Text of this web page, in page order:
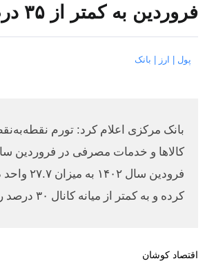
فروردین به کمتر از ۳۵ درصد رسید
پول | ارز | بانک
بانک مرکزی اعلام کرد: تورم
فرودین سال
کرده و به کمتر از میانه کانال ۳۰ درصد رسیده است.
اقتصاد کوشان